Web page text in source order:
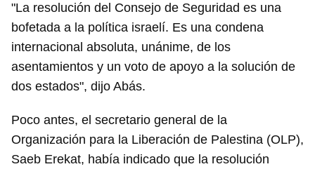
"La resolución del Consejo de Seguridad es una
bofetada a la política israelí. Es una condena
internacional absoluta, unánime, de los
asentamientos y un voto de apoyo a la solución de
dos estados", dijo Abás.
Poco antes, el secretario general de la
Organización para la Liberación de Palestina (OLP),
Saeb Erekat, había indicado que la resolución